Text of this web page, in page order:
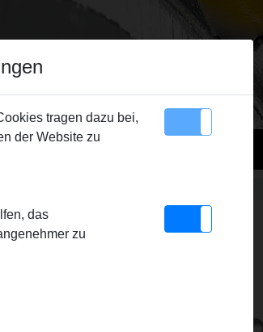
tragen dazu bei,
der Website zu
das
zu